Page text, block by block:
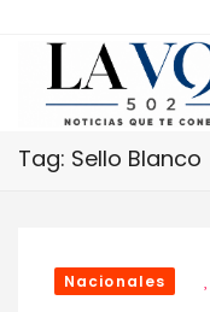
Tag: Sello Blanco
Nacionales